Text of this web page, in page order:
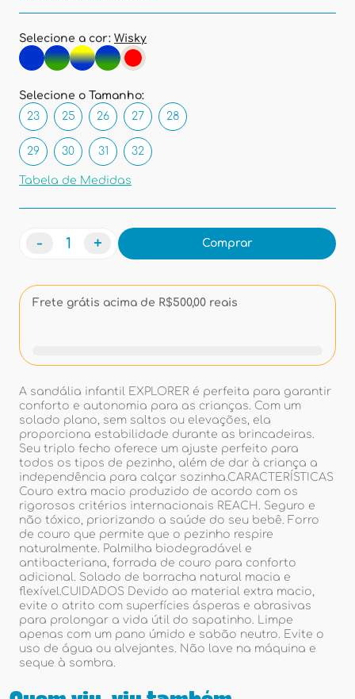
Selecione a cor: Wisky
Selecione o Tamanho:
23
25 26 27 28
29 30 31 32
Tabela de Medidas
- + Comprar
Frete grátis acima de R$500,00 reais
A sandália infantil EXPLORER é perfeita para garantir
conforto e autonomia para as crianças. Com um
solado plano, sem saltos ou elevações, ela
proporciona estabilidade durante as brincadeiras.
Seu triplo fecho oferece um ajuste perfeito para
todos os tipos de pezinho, além de dar à criança a
independência para calçar sozinha.CARACTERÍSTICAS
Couro extra macio produzido de acordo com os
rigorosos critérios internacionais REACH. Seguro e
não tóxico, priorizando a saúde do seu bebê. Forro
de couro que permite que o pezinho respire
naturalmente. Palmilha biodegradável e
antibacteriana, forrada de couro para conforto
adicional. Solado de borracha natural macia e
flexível.CUIDADOS Devido ao material extra macio,
evite o atrito com superfícies ásperas e abrasivas
para prolongar a vida útil do sapatinho. Limpe
apenas com um pano úmido e sabão neutro. Evite o
uso de água ou alvejantes. Não lave na máquina e
seque à sombra.